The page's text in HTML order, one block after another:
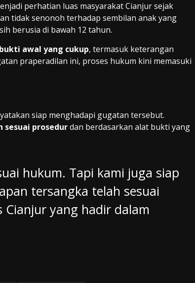
perhatian luas masyarakat Cianjur sejak
tidak senonoh terhadap sembilan anak yang
berusia di bawah 12 tahun.
bukti awal yang cukup, termasuk keterangan
praperadilan ini, proses hukum kini memasuki
siap menghadapi gugatan tersebut.
prosedurdan berdasarkan alat bukti yang
hukum. Tapi kami juga siap
tersangka telah sesuai
Cianjur yang hadir dalam